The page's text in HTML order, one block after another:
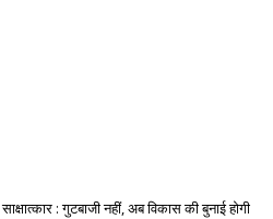
साक्षात्कार : गुटबाजी नहीं, अब विकास की बुनाई होगी